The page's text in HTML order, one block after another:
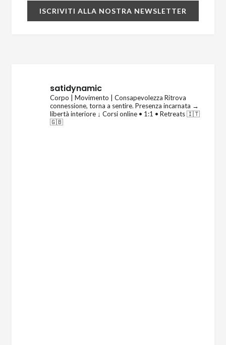
satidynamic
Corpo | Movimento | Consapevolezza Ritrova
connessione, torna a sentire. Presenza incarnata →
libertà interiore↓ Corsi online • 1:1 • Retreats 🇮🇹
🇬🇧